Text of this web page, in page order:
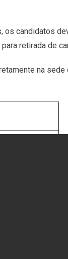
os candidatos
retirada de
na sede